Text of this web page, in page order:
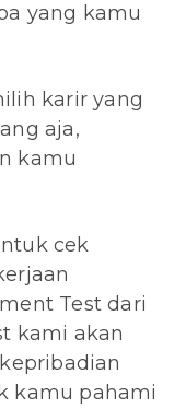
yang kamu
karir yang
aja,
kamu
cek
Test dari
kami akan
kamu pahami